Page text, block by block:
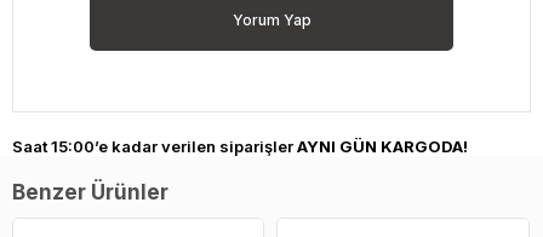
Yorum Yap
Saat 15:00’e kadar verilen siparişlerAYNI GÜN KARGODA!
Benzer Ürünler